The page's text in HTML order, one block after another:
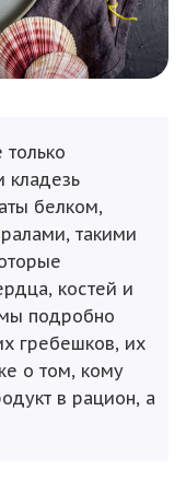
кладезь
белком,
такими
костей и
подробно
гребешков, их
о том, кому
в рацион, а